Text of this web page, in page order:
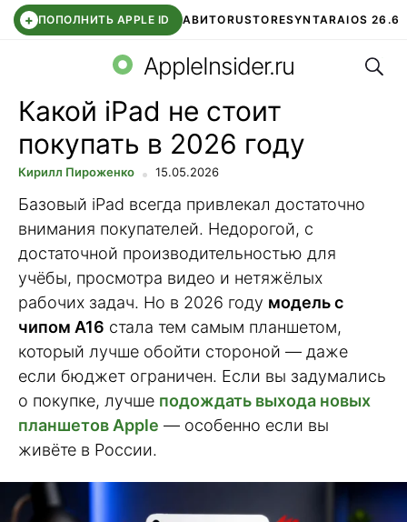
+ ПОПОЛНИТЬ APPLE ID АВИТОRUSTORESYNTARAIOS 26.6
СБЕР КИДС ЧАТ ROBLOXВТБ ОНЛАЙН
AppleInsider.ru
Какой iPad не стоит
покупать в 2026 году
Кирилл Пироженко 15.05.2026
Базовый iPad всегда привлекал достаточно
внимания покупателей. Недорогой, с
достаточной производительностью для
учёбы, просмотра видео и нетяжёлых
рабочих задач. Но в 2026 году модель с
чипом A16 стала тем самым планшетом,
который лучше обойти стороной — даже
если бюджет ограничен. Если вы задумались
о покупке, лучше подождать выхода новых
планшетов Apple — особенно если вы
живёте в России.